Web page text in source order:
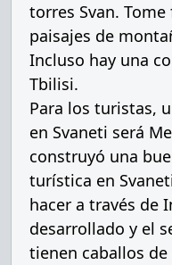
torres Svan.
paisajes de
Incluso hay una
Tbilisi.
Para los turistas,
en Svaneti será
construyó una
turística en
hacer a través de
desarrollado y el
tienen caballos